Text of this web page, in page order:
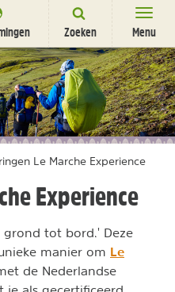
Zoeken Menu
SHOP
Uitgelicht
/fr
Le Marche Experience
Experience
grond tot bord.' Deze
manier om Le
de Nederlandse